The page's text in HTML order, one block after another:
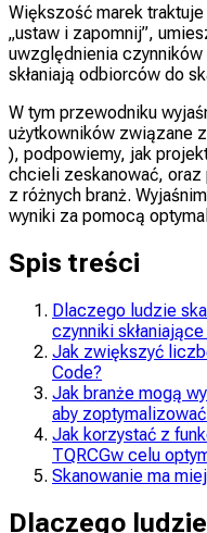
Większość marek
„ustaw i zapomnij”,
uwzględnienia
skłaniają odbiorców do
W tym przewodniku
użytkowników związane
), podpowiemy, jak
chcieli zeskanować, oraz
z różnych branż.
wyniki za pomocą
Spis treści
Dlaczego ludzie
czynniki
Jak zwiększyć
Code?
Jak branże mogą
aby
Jak korzystać z
TQRCGw celu
Skanowanie ma
Dlaczego